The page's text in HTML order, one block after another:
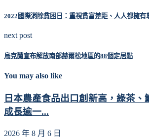
2022國際消除貧困日：重視貧富差距、人人都擁有
next post
烏克蘭宣布解放南部赫爾松地區的88個定居點
You may also like
日本農產食品出口創新高，綠茶、
成長逾一...
2026 年 8 月 6 日